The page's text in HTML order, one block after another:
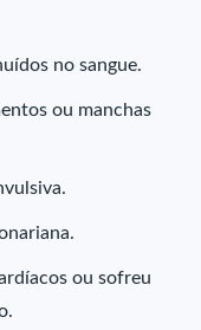
no sangue.
ou manchas
ou sofreu